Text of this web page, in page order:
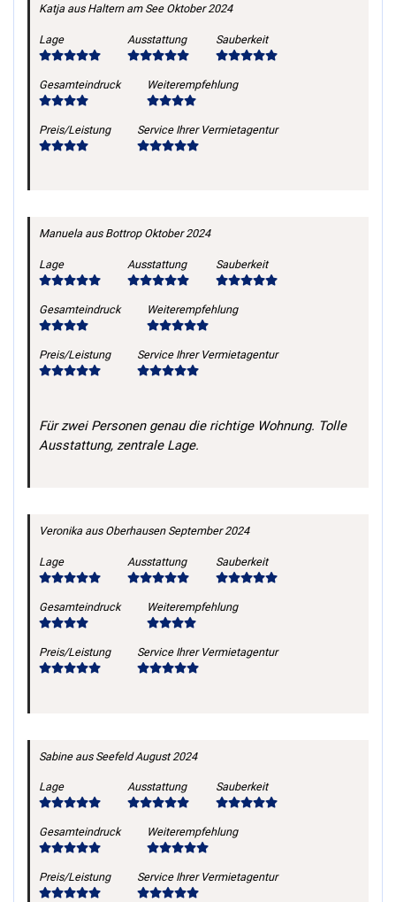
Katja aus Haltern am See Oktober 2024
Lage Ausstattung Sauberkeit
Gesamteindruck Weiterempfehlung
Preis/Leistung Service Ihrer Vermietagentur
Manuela aus Bottrop Oktober 2024
Lage Ausstattung Sauberkeit
Gesamteindruck Weiterempfehlung
Preis/Leistung Service Ihrer Vermietagentur
Für zwei Personen genau die richtige Wohnung. Tolle
Ausstattung, zentrale Lage.
Veronika aus Oberhausen September 2024
Lage Ausstattung Sauberkeit
Gesamteindruck Weiterempfehlung
Preis/Leistung Service Ihrer Vermietagentur
Sabineaus Seefeld August 2024
Lage Ausstattung Sauberkeit
Gesamteindruck Weiterempfehlung
Preis/Leistung Service Ihrer Vermietagentur